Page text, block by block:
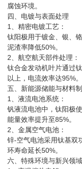
腐蚀环境‌。
四、电镀与表面处理‌
1、精密电镀工艺‌：
钛阳极用于镀金、银、
泥渣率降低50%‌。
2、航空航天部件处理‌：
钛合金发动机叶片通过
以上，电流效率达95%‌。
五、新能源储能与材料
1、液流电池系统‌：
钒液流电池中，钛阳极
能量效率提升至85%‌。
2、金属空气电池‌：
锌-空气电池采用钛基双
环寿命延长50%‌。
六、特殊环境与新兴领域‌